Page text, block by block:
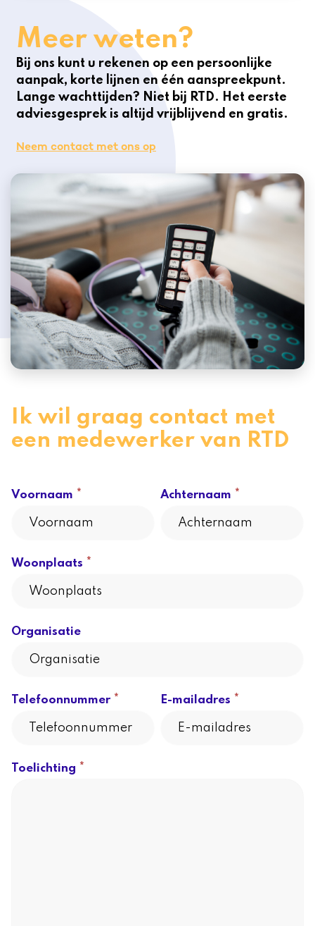
Meer weten?
Bij ons kunt u rekenen op een persoonlijke
aanpak, korte lijnen en één aanspreekpunt.
Lange wachttijden? Niet bij RTD. Het eerste
adviesgesprek is altijd vrijblijvend en gratis.
Neem contact met ons op
Ik wil graag contact met
een medewerker van RTD
Ik
heb
nodig
Voornaam * Achternaam *
Woonplaats *
Organisatie
Telefoonnummer * E-mailadres *
Toelichting *